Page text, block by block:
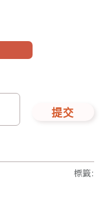
提交
標籤: